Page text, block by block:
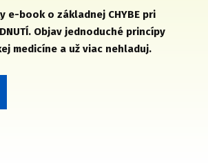
e-book o základnej CHYBE pri
Objav jednoduché princípy
medicíne a už viac nehladuj.